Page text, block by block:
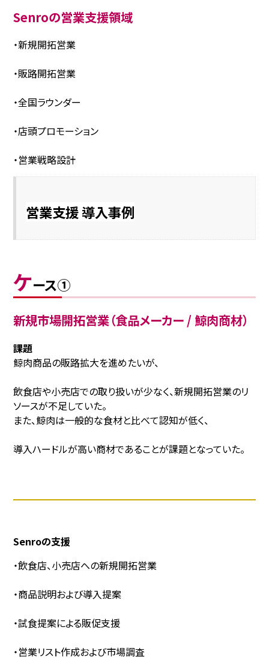
Senroの営業支援領域
・新規開拓営業
・販路開拓営業
・全国ラウンダー
・店頭プロモーション
・営業戦略設計
営業支援 導入事例
ケース①
新規市場開拓営業（食品メーカー / 鯨肉商材）
課題
鯨肉商品の販路拡大を進めたいが、
飲食店や小売店での取り扱いが少なく、新規開拓営業のリ
ソースが不足していた。
また、鯨肉は一般的な食材と比べて認知が低く、
導入ハードルが高い商材であることが課題となっていた。
Senroの支援
・飲食店、小売店への新規開拓営業
・商品説明および導入提案
・試食提案による販促支援
・営業リスト作成および市場調査